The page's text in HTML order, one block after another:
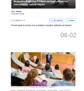
08-02